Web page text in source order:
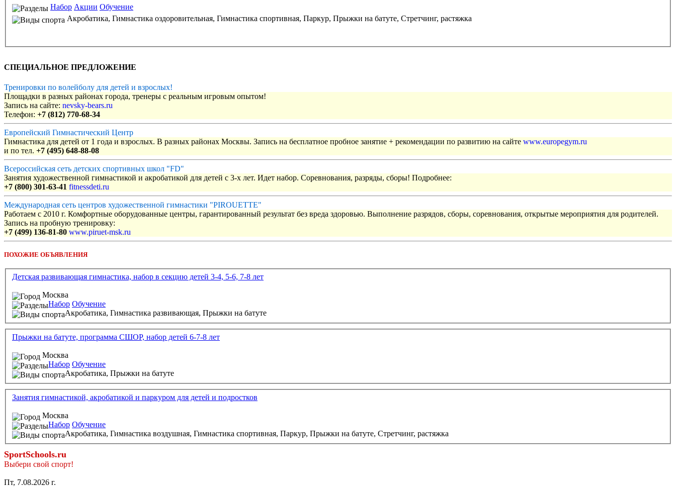
Набор Акции Обучение
Акробатика, Гимнастика оздоровительная, Гимнастика спортивная, Паркур, Прыжки на батуте, Стретчинг, растяжка
СПЕЦИАЛЬНОЕ ПРЕДЛОЖЕНИЕ
Тренировки по волейболу для детей и взрослых!
Площадки в разных районах города, тренеры с реальным игровым опытом!
Запись на сайте: nevsky-bears.ru
Телефон: +7 (812) 770-68-34
Европейский Гимнастический Центр
Гимнастика для детей от 1 года и взрослых. В разных районах Москвы. Запись на бесплатное пробное занятие + рекомендации по развитию на сайте www.europegym.ru
и по тел. +7 (495) 648-88-08
Всероссийская сеть детских спортивных школ "FD"
Занятия художественной гимнастикой и акробатикой для детей с 3-х лет. Идет набор. Соревнования, разряды, сборы! Подробнее:
+7 (800) 301-63-41 fitnessdeti.ru
Международная сеть центров художественной гимнастики "PIROUETTE"
Работаем с 2010 г. Комфортные оборудованные центры, гарантированный результат без вреда здоровью. Выполнение разрядов, сборы, соревнования, открытые мероприятия для родителей.
Запись на пробную тренировку:
+7 (499) 136-81-80 www.piruet-msk.ru
ПОХОЖИЕ ОБЪЯВЛЕНИЯ
Детская развивающая гимнастика, набор в секцию детей 3-4, 5-6, 7-8 лет
Москва
Набор Обучение
Акробатика, Гимнастика развивающая, Прыжки на батуте
Прыжки на батуте, программа СШОР, набор детей 6-7-8 лет
Москва
Набор Обучение
Акробатика, Прыжки на батуте
Занятия гимнастикой, акробатикой и паркуром для детей и подростков
Москва
Набор Обучение
Акробатика, Гимнастика воздушная, Гимнастика спортивная, Паркур, Прыжки на батуте, Стретчинг, растяжка
SportSchools.ru
Выбери свой спорт!
Пт, 7.08.2026 г.